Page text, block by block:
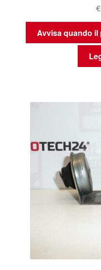
€
Avvisa quando